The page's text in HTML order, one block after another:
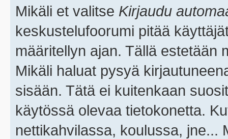
Mikäli et valitse Kirjaudu
keskustelufoorumi pitää
määritellyn ajan. Tällä estetään
Mikäli haluat pysyä
sisään. Tätä ei kuitenkaan
käytössä olevaa tietokonetta.
nettikahvilassa, koulussa, jne...